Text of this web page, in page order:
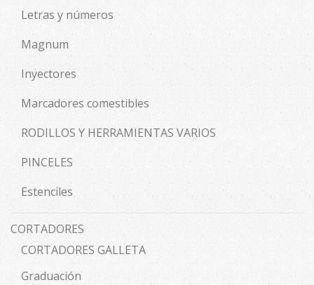
Letras y números
Magnum
Inyectores
Marcadores comestibles
RODILLOS Y HERRAMIENTAS VARIOS
PINCELES
Estenciles
CORTADORES
CORTADORES GALLETA
Graduación